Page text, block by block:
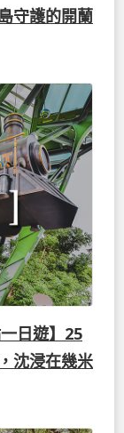
守護的開蘭
日遊】25
沈浸在幾米